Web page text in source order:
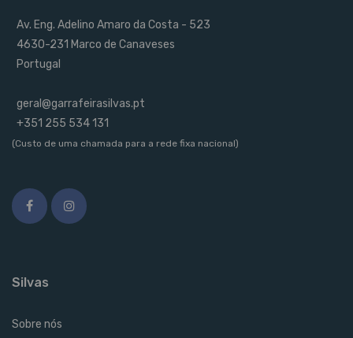
Av. Eng. Adelino Amaro da Costa - 523
4630-231 Marco de Canaveses
Portugal
geral@garrafeirasilvas.pt
+351 255 534 131
(Custo de uma chamada para a rede fixa nacional)
Silvas
Sobre nós